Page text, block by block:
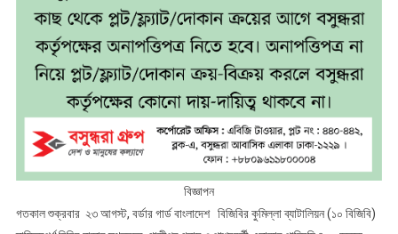
বিজ্ঞাপন
গতকাল শুক্রবার ২৩ আগস্ট, বর্ডার গার্ড বাংলাদেশ বিজিবির কুমিল্লা ব্যাটালিয়ন (১০ বিজিবি)